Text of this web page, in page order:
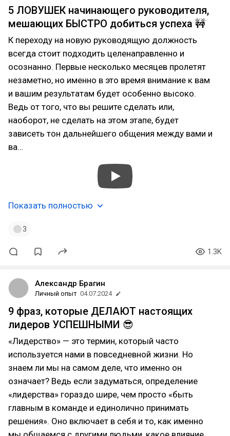
5 ЛОВУШЕК начинающего руководителя,
мешающих БЫСТРО добиться успеха 🚧
К переходу на новую руководящую должность
всегда стоит подходить целенаправленно и
осознанно. Первые несколько месяцев пролетят
незаметно, но именно в это время внимание к вам
и вашим результатам будет особенно высоко.
Ведь от того, что вы решите сделать или,
наоборот, не сделать на этом этапе, будет
зависеть тон дальнейшего общения между вами и
ва…
Показать полностью
3
1.3K
Александр Брагин
Личный опыт 04.07.2024
9 фраз, которые ДЕЛАЮТ настоящих
лидеров УСПЕШНЫМИ 😎
«Лидерство» — это термин, который часто
используется нами в повседневной жизни. Но
знаем ли мы на самом деле, что именно он
означает? Ведь если задуматься, определение
«лидерства» гораздо шире, чем просто «быть
главным в команде и единолично принимать
решения». Оно включает в себя и то, как именно